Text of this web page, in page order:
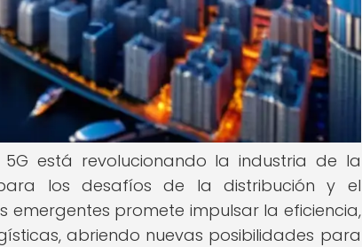
está revolucionando la industria de la
los desafíos de la distribución y el
promete impulsar la eficiencia,
abriendo nuevas posibilidades para